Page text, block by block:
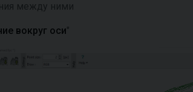
между ними
вокруг оси"